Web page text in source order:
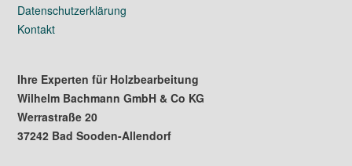
Datenschutzerklärung
Kontakt
Ihre Experten für Holzbearbeitung
Wilhelm Bachmann GmbH & Co KG
Werrastraße 20
37242 Bad Sooden-Allendorf